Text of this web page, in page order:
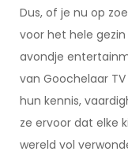
Dus, of je nu op
voor het hele
avondje
van Goochelaar
hun kennis,
ze ervoor dat elke
wereld vol